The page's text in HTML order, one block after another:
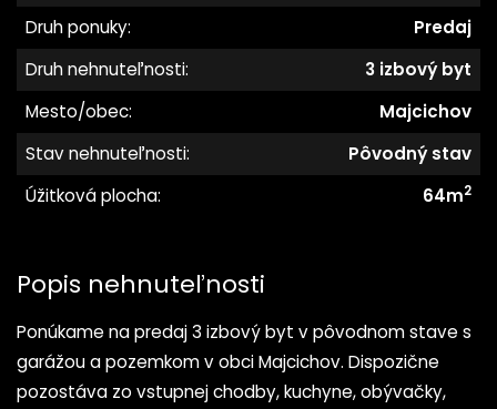
Druh ponuky:
Predaj
Druh nehnuteľnosti:
3 izbový byt
Mesto/obec:
Majcichov
Stav nehnuteľnosti:
Pôvodný stav
Úžitková plocha:
64m2
Popis nehnuteľnosti
Ponúkame na predaj 3 izbový byt v pôvodnom stave s
garážou a pozemkom v obci Majcichov. Dispozične
pozostáva zo vstupnej chodby, kuchyne, obývačky,